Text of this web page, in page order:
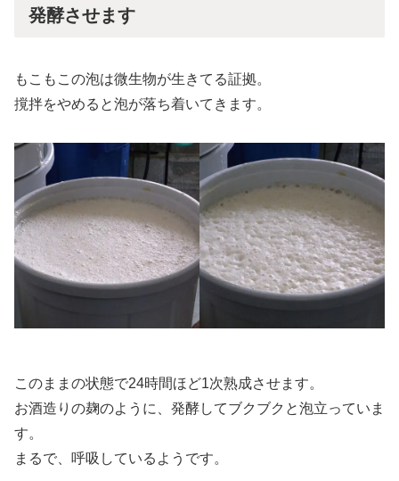
発酵させます
もこもこの泡は微生物が生きてる証拠。
撹拌をやめると泡が落ち着いてきます。
このままの状態で24時間ほど1次熟成させます。
お酒造りの麹のように、発酵してブクブクと泡立っていま
す。
まるで、呼吸しているようです。